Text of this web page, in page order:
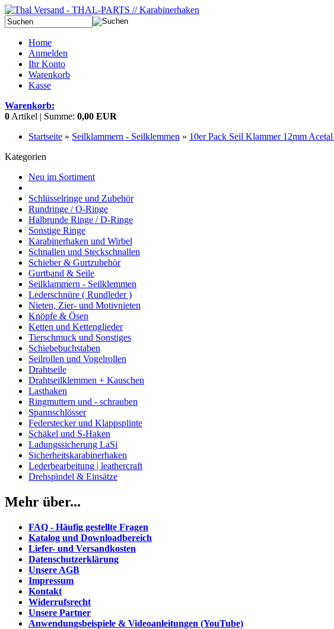
Home
Anmelden
Ihr Konto
Warenkorb
Kasse
Warenkorb:
0 Artikel | Summe: 0,00 EUR
Startseite » Seilklammern - Seilklemmen » 10er Pack Seil Klammer 12mm
Kategorien
Neu im Sortiment
Schlüsselringe und Zubehör
Rundringe / O-Ringe
Halbrunde Ringe / D-Ringe
Sonstige Ringe
Karabinerhaken und Wirbel
Schnallen und Steckschnallen
Schieber & Gurtzubehör
Gurtband & Seile
Seilklammern - Seilklemmen
Lederschnüre ( Rundleder )
Nieten, Zier- und Motivnieten
Knöpfe & Ösen
Ketten und Kettenglieder
Tierschmuck und Sonstiges
Schiebebuchstaben
Seilrollen und Vogelrollen
Drahtseile
Drahtseilklemmen + Kauschen
Lasthaken
Ringmuttern und - schrauben
Spannschlösser
Federstecker und Klappsplinte
Schäkel und S-Haken
Ladungssicherung LaSi
Sicherheitskarabinerhaken
Lederbearbeitung | leathercraft
Drehspindel & Einsätze
Mehr über...
FAQ - Häufig gestellte Fragen
Katalog und Downloadbereich
Liefer- und Versandkosten
Datenschutzerklärung
Unsere AGB
Impressum
Kontakt
Widerrufsrecht
Unsere Partner
Anwendungsbeispiele & Videoanleitungen (YouTube)